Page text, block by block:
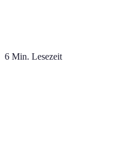
6 Min. Lesezeit